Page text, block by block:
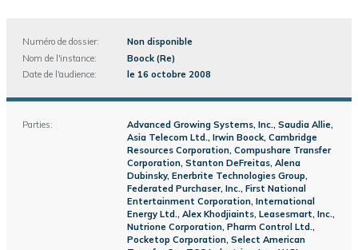
Numéro de dossier:
Non disponible
Nom de l'instance:
Boock (Re)
Date de l'audience:
le 16 octobre 2008
Parties:
Advanced Growing Systems, Inc., Saudia Allie,
Asia Telecom Ltd., Irwin Boock, Cambridge
Resources Corporation, Compushare Transfer
Corporation, Stanton DeFreitas, Alena
Dubinsky, Enerbrite Technologies Group,
Federated Purchaser, Inc., First National
Entertainment Corporation, International
Energy Ltd., Alex Khodjiaints, Leasesmart, Inc.,
Nutrione Corporation, Pharm Control Ltd.,
Pocketop Corporation, Select American